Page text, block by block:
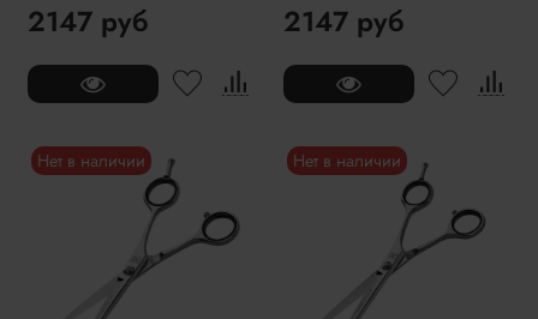
2147 руб 2147 руб
Нет в наличии Нет в наличии